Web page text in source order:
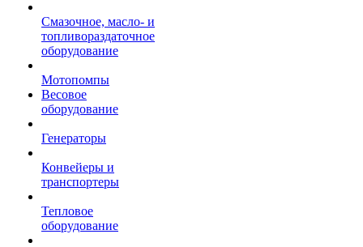
Смазочное, масло- и
топливораздаточное
оборудование
Мотопомпы
Весовое
оборудование
Генераторы
Конвейеры и
транспортеры
Тепловое
оборудование